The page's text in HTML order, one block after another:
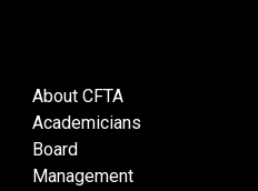
About CFTA
Academicians
Board
Management